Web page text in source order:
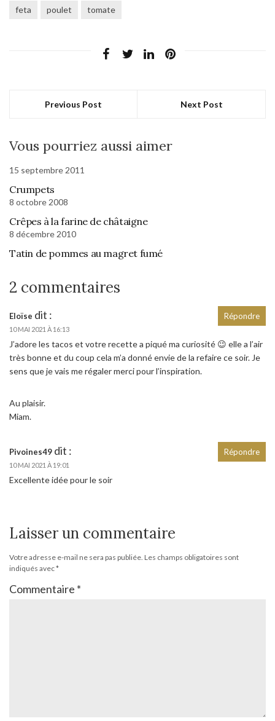
feta poulet tomate
Previous Post Next Post
Vous pourriez aussi aimer
15 septembre 2011
Crumpets
8 octobre 2008
Crêpes à la farine de châtaigne
8 décembre 2010
Tatin de pommes au magret fumé
2 commentaires
Eloïse dit :
10 MAI 2021 À 16:13
J’adore les tacos et votre recette a piqué ma curiosité 😉 elle a l’air
très bonne et du coup cela m’a donné envie de la refaire ce soir. Je
sens que je vais me régaler merci pour l’inspiration.
Au plaisir.
Miam.
Répondre
Pivoines49 dit :
10 MAI 2021 À 19:01
Excellente idée pour le soir
Répondre
Laisser un commentaire
Votre adresse e-mail ne sera pas publiée. Les champs obligatoires sont
indiqués avec*
Commentaire *